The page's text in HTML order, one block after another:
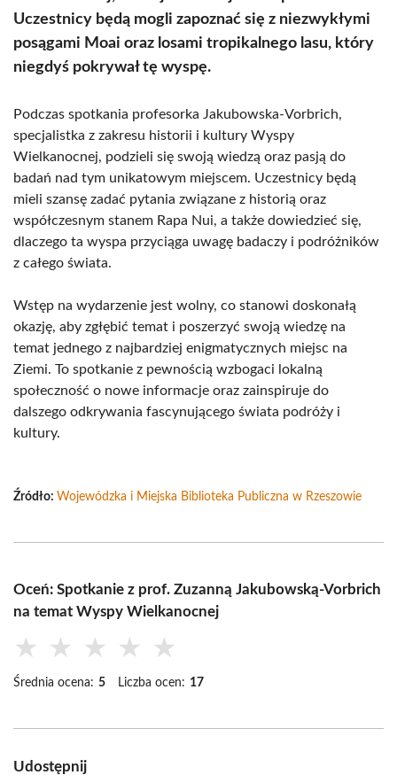
Uczestnicy będą mogli zapoznać się z niezwykłymi
posągami Moai oraz losami tropikalnego lasu, który
niegdyś pokrywał tę wyspę.
Podczas spotkania profesorka Jakubowska-Vorbrich,
specjalistka z zakresu historii i kultury Wyspy
Wielkanocnej, podzieli się swoją wiedzą oraz pasją do
badań nad tym unikatowym miejscem. Uczestnicy będą
mieli szansę zadać pytania związane z historią oraz
współczesnym stanem Rapa Nui, a także dowiedzieć się,
dlaczego ta wyspa przyciąga uwagę badaczy i podróżników
z całego świata.
Wstęp na wydarzenie jest wolny, co stanowi doskonałą
okazję, aby zgłębić temat i poszerzyć swoją wiedzę na
temat jednego z najbardziej enigmatycznych miejsc na
Ziemi. To spotkanie z pewnością wzbogaci lokalną
społeczność o nowe informacje oraz zainspiruje do
dalszego odkrywania fascynującego świata podróży i
kultury.
Źródło: Wojewódzka i Miejska Biblioteka Publiczna w Rzeszowie
Oceń: Spotkanie z prof. Zuzanną Jakubowską-Vorbrich
na temat Wyspy Wielkanocnej
★ ★ ★ ★ ★
Średnia ocena: 5 Liczba ocen: 17
Udostępnij